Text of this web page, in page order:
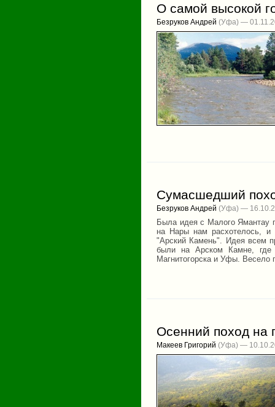
О самой высокой
Безруков Андрей (Уфа) —
Сумасшедший
Безруков Андрей (Уфа) —
Была идея с Малого Ямантау
на Нары нам расхотелось, и
"Арский Камень". Идея всем
были на Арском Камне, где
Магнитогорска и Уфы. Весело
Осенний поход на
Макеев Григорий (Уфа) —